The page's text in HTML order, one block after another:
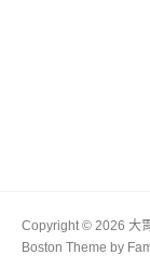
Copyright © 2026 大
Boston Theme by